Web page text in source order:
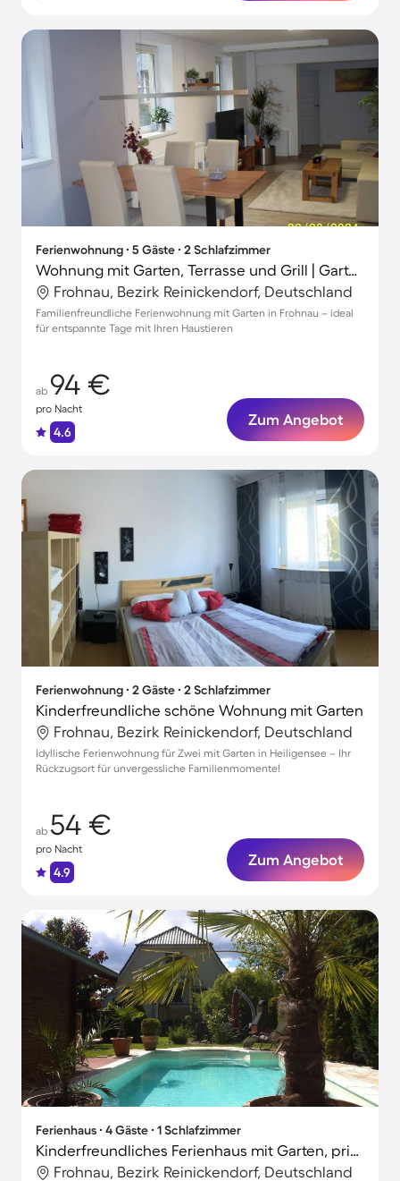
Ferienwohnung ∙ 5 Gäste ∙ 2 Schlafzimmer
Wohnung mit Garten, Terrasse und Grill | Gartenblick | Ideal für Homeoffice
Frohnau, Bezirk Reinickendorf, Deutschland
Familienfreundliche Ferienwohnung mit Garten in Frohnau – ideal
für entspannte Tage mit Ihren Haustieren
ab 94 €
pro Nacht
4.6
Zum Angebot
Ferienwohnung ∙ 2 Gäste ∙ 2 Schlafzimmer
Kinderfreundliche schöne Wohnung mit Garten
Frohnau, Bezirk Reinickendorf, Deutschland
Idyllische Ferienwohnung für Zwei mit Garten in Heiligensee – Ihr
Rückzugsort für unvergessliche Familienmomente!
ab 54 €
pro Nacht
4.9
Zum Angebot
Ferienhaus ∙ 4 Gäste ∙ 1 Schlafzimmer
Kinderfreundliches Ferienhaus mit Garten, privatem Pool und Sauna
Frohnau, Bezirk Reinickendorf, Deutschland